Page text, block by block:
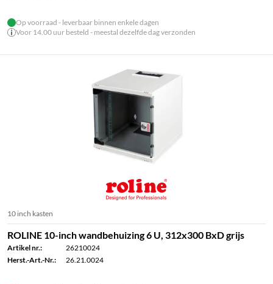
Op voorraad - leverbaar binnen enkele dagen
Voor 14.00 uur besteld - meestal dezelfde dag verzonden
10 inch kasten
ROLINE 10-inch wandbehuizing 6 U, 312x300 BxD grijs
Artikel nr.:
26210024
Herst.-Art.-Nr.:
26.21.0024